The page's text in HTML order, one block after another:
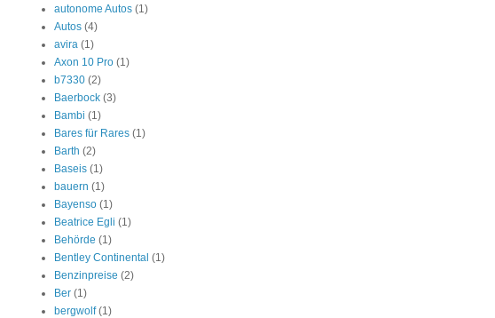
autonome Autos (1)
Autos (4)
avira (1)
Axon 10 Pro (1)
b7330 (2)
Baerbock (3)
Bambi (1)
Bares für Rares (1)
Barth (2)
Baseis (1)
bauern (1)
Bayenso (1)
Beatrice Egli (1)
Behörde (1)
Bentley Continental (1)
Benzinpreise (2)
Ber (1)
bergwolf (1)